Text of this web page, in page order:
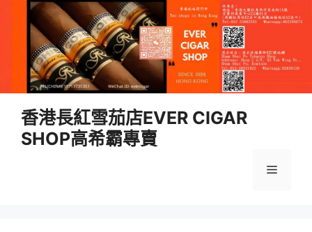
香港長紅雪茄店EVER CIGAR
SHOP高希霸專賣
選